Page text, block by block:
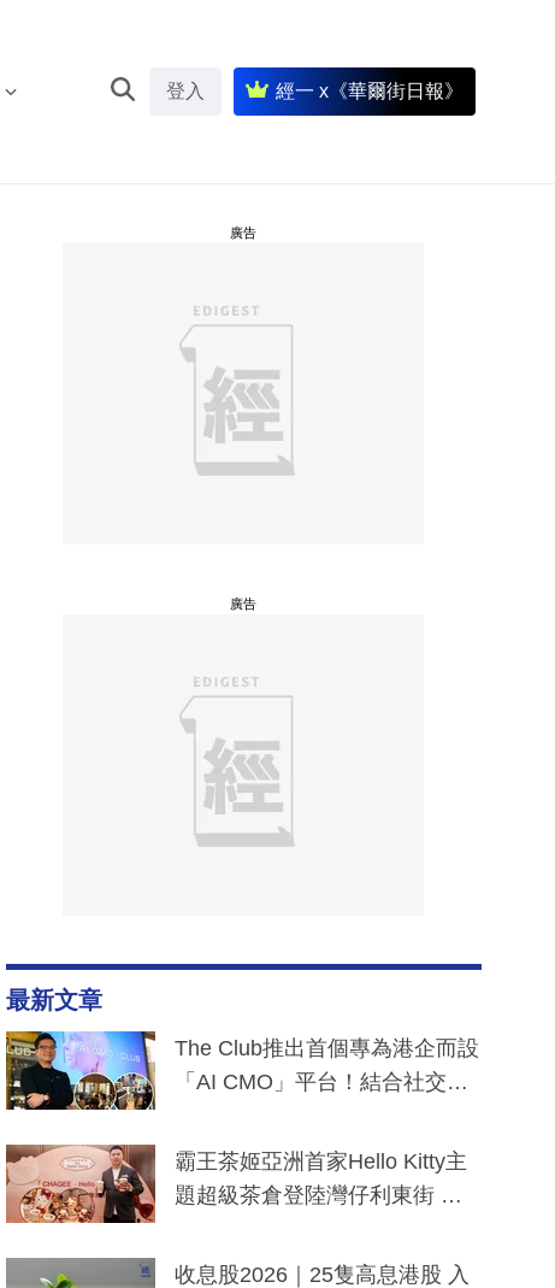
登入 經一 x《華爾街日報》
廣告
廣告
最新文章
The Club推出首個專為港企而設
「AI CMO」平台！結合社交聆
分鐘生成「貼地」宣傳短片
霸王茶姬亞洲首家Hello Kitty主
題超級茶倉登陸灣仔利東街 推
y及香港限定特調系列
收息股2026｜25隻高息港股 入